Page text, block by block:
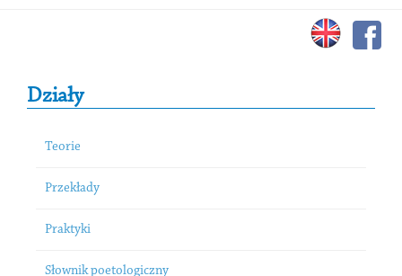
Primary Sidebar
Działy
Teorie
Przekłady
Praktyki
Słownik poetologiczny